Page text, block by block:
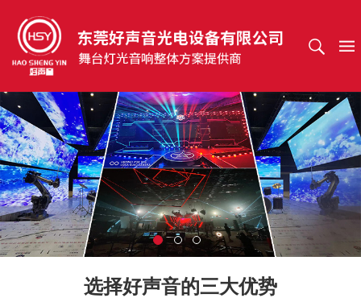
选择好声音的三大优势